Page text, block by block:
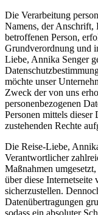
Die Verarbeitung
Namens, der Anschrift,
betroffenen Person,
Grundverordnung und
Liebe, Annika Senger
möchte unser
Zweck der von uns
personenbezogenen
Personen mittels dieser
zustehenden Rechte
Die Reise-Liebe,
Verantwortlicher
Maßnahmen
über diese Internetseite
sicherzustellen.
Datenübertragungen
sodass ein absoluter